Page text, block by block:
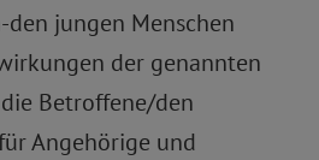
jungen Menschen
der genannten
Betroffene/den
Angehörige und